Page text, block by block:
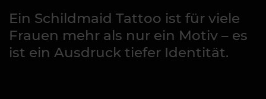
Ein Schildmaid Tattoo ist für viele
Frauen mehr als nur ein Motiv – es
ist ein Ausdruck tiefer Identität.